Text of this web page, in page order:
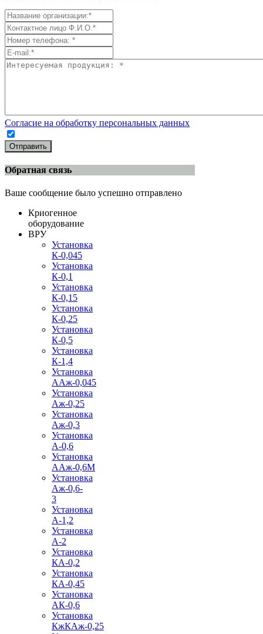
Согласие на обработку персональных данных
Отправить
Обратная связь
Ваше сообщение было успешно отправлено
Криогенное
оборудование
ВРУ
Установка
К-0,045
Установка
К-0,1
Установка
К-0,15
Установка
К-0,25
Установка
К-0,5
Установка
К-1,4
Установка
ААж-0,045
Установка
Аж-0,25
Установка
Аж-0,3
Установка
А-0,6
Установка
ААж-0,6М
Установка
Аж-0,6-
3
Установка
А-1,2
Установка
А-2
Установка
КА-0,2
Установка
КА-0,45
Установка
АК-0,6
Установка
КжКАж-0,25